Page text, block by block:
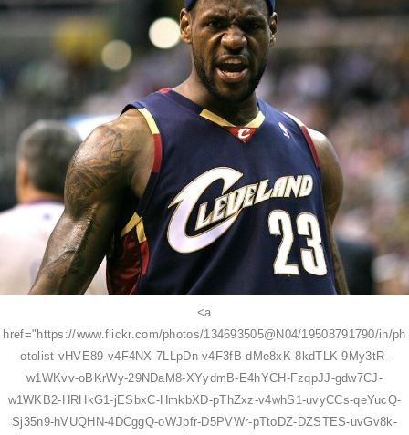
<a
href="https://www.flickr.com/photos/134693505@N04/19508791790/in/ph
otolist-vHVE89-v4F4NX-7LLpDn-v4F3fB-dMe8xK-8kdTLK-9My3tR-
w1WKvv-oBKrWy-29NDaM8-XYydmB-E4hYCH-FzqpJJ-gdw7CJ-
w1WKB2-HRHkG1-jESbxC-HmkbXD-pThZxz-v4whS1-uvyCCs-qeYucQ-
Sj35n9-hVUQHN-4DCggQ-oWJpfr-D5PVWr-pTtoDZ-DZSTES-uvGv8k-